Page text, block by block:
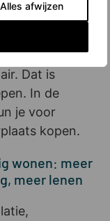
Alles afwijzen
uitgerust met
waarde van
toilet zijn
Dat is
In de
je voor
kopen.
wonen: meer
meer lenen